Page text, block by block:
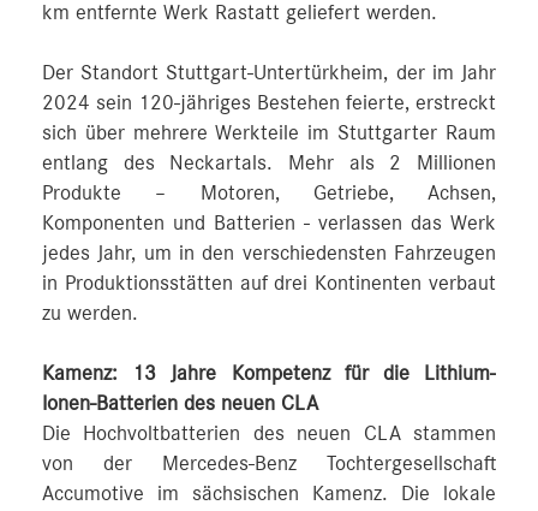
km entfernte Werk Rastatt geliefert werden.
Der Standort Stuttgart-Untertürkheim, der im Jahr
2024 sein 120-jähriges Bestehen feierte, erstreckt
sich über mehrere Werkteile im Stuttgarter Raum
entlang des Neckartals. Mehr als 2 Millionen
Produkte – Motoren, Getriebe, Achsen,
Komponenten und Batterien - verlassen das Werk
jedes Jahr, um in den verschiedensten Fahrzeugen
in Produktionsstätten auf drei Kontinenten verbaut
zu werden.
Kamenz: 13 Jahre Kompetenz für die Lithium-
Ionen-Batterien des neuen CLA
Die Hochvoltbatterien des neuen CLA stammen
von der Mercedes-Benz Tochtergesellschaft
Accumotive im sächsischen Kamenz. Die lokale